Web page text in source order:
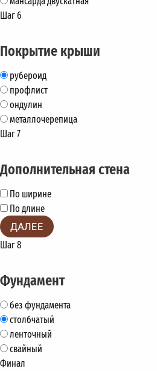
Шаг 6
Покрытие крыши
рубероид
профлист
ондулин
металлочерепица
Шаг 7
Дополнительная стена
По ширине
По длине
ДАЛЕЕ
Шаг 8
Фундамент
без фундамента
столбчатый
ленточный
свайный
Финал